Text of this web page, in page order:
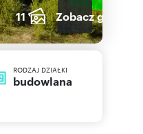
11 Zobacz galerię
RODZAJ DZIAŁKI
budowlana